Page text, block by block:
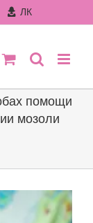
ЛК
помощи
мозоли